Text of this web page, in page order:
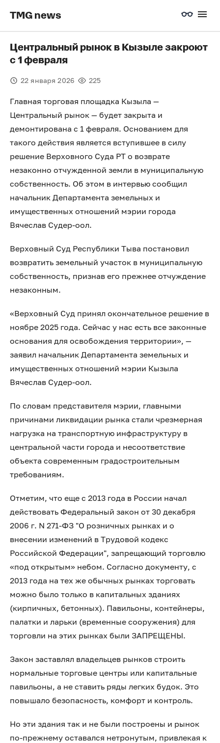
TMG news
Центральный рынок в Кызыле закроют
с 1 февраля
22 января 2026 225
Главная торговая площадка Кызыла —
Центральный рынок — будет закрыта и
демонтирована с 1 февраля. Основанием для
такого действия является вступившее в силу
решение Верховного Суда РТ о возврате
незаконно отчужденной земли в муниципальную
собственность. Об этом в интервью сообщил
начальник Департамента земельных и
имущественных отношений мэрии города
Вячеслав Судер-оол.
Верховный Суд Республики Тыва постановил
возвратить земельный участок в муниципальную
собственность, признав его прежнее отчуждение
незаконным.
«Верховный Суд принял окончательное решение в
ноябре 2025 года. Сейчас у нас есть все законные
основания для освобождения территории», —
заявил начальник Департамента земельных и
имущественных отношений мэрии Кызыла
Вячеслав Судер-оол.
По словам представителя мэрии, главными
причинами ликвидации рынка стали чрезмерная
нагрузка на транспортную инфраструктуру в
центральной части города и несоответствие
объекта современным градостроительным
требованиям.
Отметим, что еще с 2013 года в России начал
действовать Федеральный закон от 30 декабря
2006 г. N 271-ФЗ "О розничных рынках и о
внесении изменений в Трудовой кодекс
Российской Федерации", запрещающий торговлю
«под открытым» небом. Согласно документу, с
2013 года на тех же обычных рынках торговать
можно было только в капитальных зданиях
(кирпичных, бетонных). Павильоны, контейнеры,
палатки и ларьки (временные сооружения) для
торговли на этих рынках были ЗАПРЕЩЕНЫ.
Закон заставлял владельцев рынков строить
нормальные торговые центры или капитальные
павильоны, а не ставить ряды легких будок. Это
повышало безопасность, комфорт и контроль.
Но эти здания так и не были построены и рынок
по-прежнему оставался нетронутым, привлекая к